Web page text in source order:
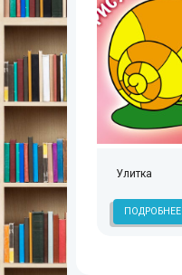
Улитка
ПОДРОБНЕЕ